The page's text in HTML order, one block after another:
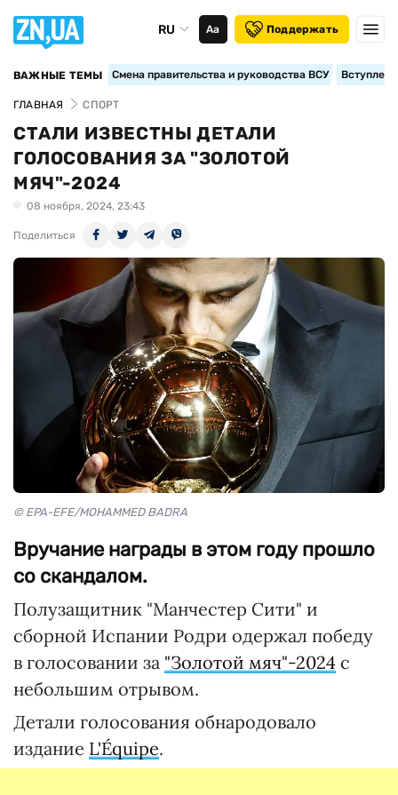
RU Аа Поддержать
ВАЖНЫЕ ТЕМЫ Смена правительства и руководства ВСУ
ГЛАВНАЯ СПОРТ
СТАЛИ ИЗВЕСТНЫ ДЕТАЛИ
ГОЛОСОВАНИЯ ЗА "ЗОЛОТОЙ
МЯЧ"-2024
08 ноября, 2024, 23:43
Поделиться
© EPA-EFE/MOHAMMED BADRA
Вручание награды в этом году прошло
со скандалом.
Полузащитник "Манчестер Сити" и
сборной Испании Родри одержал победу
в голосовании за "Золотой мяч"-2024 с
небольшим отрывом.
Детали голосования обнародовало
издание L'Équipe.